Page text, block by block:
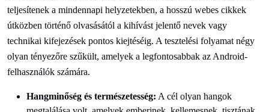
teljesítenek a mindennapi helyzetekben, a hosszú webes cikkek
útközben történő olvasásától a kihívást jelentő nevek vagy
technikai kifejezések pontos kiejtéséig. A tesztelési folyamat négy
olyan tényezőre szűkült, amelyek a legfontosabbak az Android-
felhasználók számára.
Hangminőség és természetesség: A cél olyan hangok